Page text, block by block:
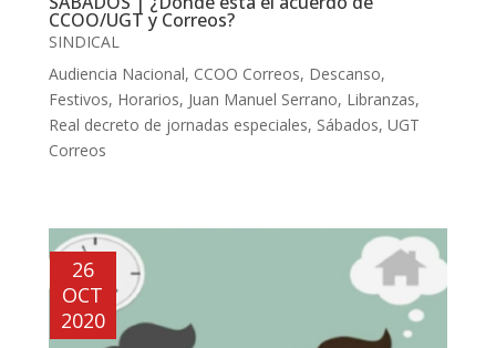
CCOO/UGT y Correos?
SINDICAL
Audiencia Nacional, CCOO Correos, Descanso,
Festivos, Horarios, Juan Manuel Serrano, Libranzas,
Real decreto de jornadas especiales, Sábados, UGT
Correos
26
OCT
2020